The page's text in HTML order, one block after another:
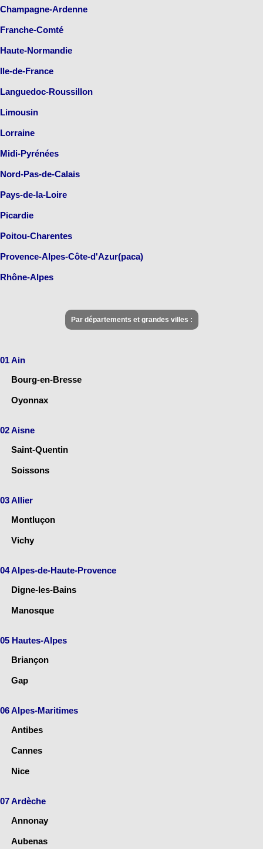
Champagne-Ardenne
Franche-Comté
Haute-Normandie
Ile-de-France
Languedoc-Roussillon
Limousin
Lorraine
Midi-Pyrénées
Nord-Pas-de-Calais
Pays-de-la-Loire
Picardie
Poitou-Charentes
Provence-Alpes-Côte-d'Azur(paca)
Rhône-Alpes
Par départements et grandes villes :
01 Ain
Bourg-en-Bresse
Oyonnax
02 Aisne
Saint-Quentin
Soissons
03 Allier
Montluçon
Vichy
04 Alpes-de-Haute-Provence
Digne-les-Bains
Manosque
05 Hautes-Alpes
Briançon
Gap
06 Alpes-Maritimes
Antibes
Cannes
Nice
07 Ardèche
Annonay
Aubenas